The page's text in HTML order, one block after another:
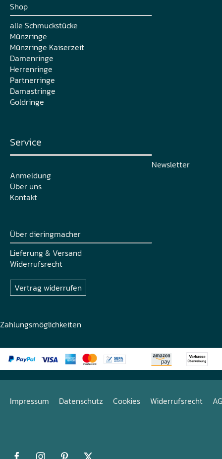
Shop
alle Schmuckstücke
Münzringe
Münzringe Kaiserzeit
Damenringe
Herrenringe
Partnerringe
Damastringe
Goldringe
Service
Newsletter
Anmeldung
Über uns
Kontakt
Über dieringmacher
Lieferung & Versand
Widerrufsrecht
Vertrag widerrufen
Zahlungsmöglichkeiten
Impressum Datenschutz Cookies Widerrufsrecht